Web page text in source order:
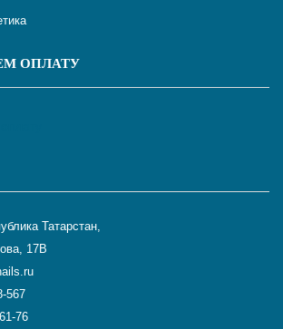
ОПЛАТУ
Татарстан,
17В
567
76